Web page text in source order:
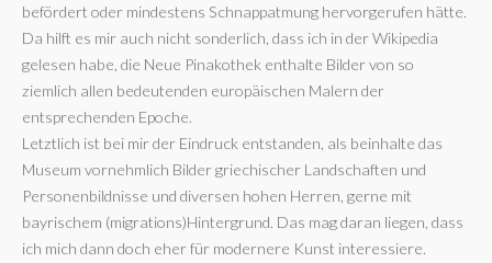
befördert oder mindestens Schnappatmung hervorgerufen hätte.
Da hilft es mir auch nicht sonderlich, dass ich in der Wikipedia
gelesen habe, die Neue Pinakothek enthalte Bilder von so
ziemlich allen bedeutenden europäischen Malern der
entsprechenden Epoche.
Letztlich ist bei mir der Eindruck entstanden, als beinhalte das
Museum vornehmlich Bilder griechischer Landschaften und
Personenbildnisse und diversen hohen Herren, gerne mit
bayrischem (migrations)Hintergrund. Das mag daran liegen, dass
ich mich dann doch eher für modernere Kunst interessiere.